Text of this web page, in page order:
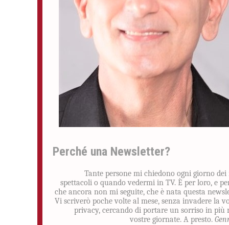
Perché una Newsletter?
Tante persone mi chiedono ogni giorno dei
spettacoli o quando vedermi in TV. È per loro, e
che ancora non mi seguite, che è nata questa
Vi scriverò poche volte al mese, senza invadere la
privacy, cercando di portare un sorriso in più
vostre giornate. A presto.